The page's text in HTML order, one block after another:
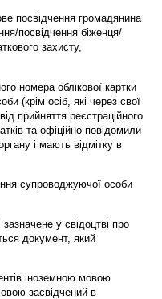
посвідчення громадянина
посвідчення біженця/
захисту,
номера облікової картки
(крім осіб, які через свої
прийняття реєстраційного
та офіційно повідомили
і мають відмітку в
супроводжуючої особи
у свідоцтві про
документ, який
іноземною мовою
засвідчений в